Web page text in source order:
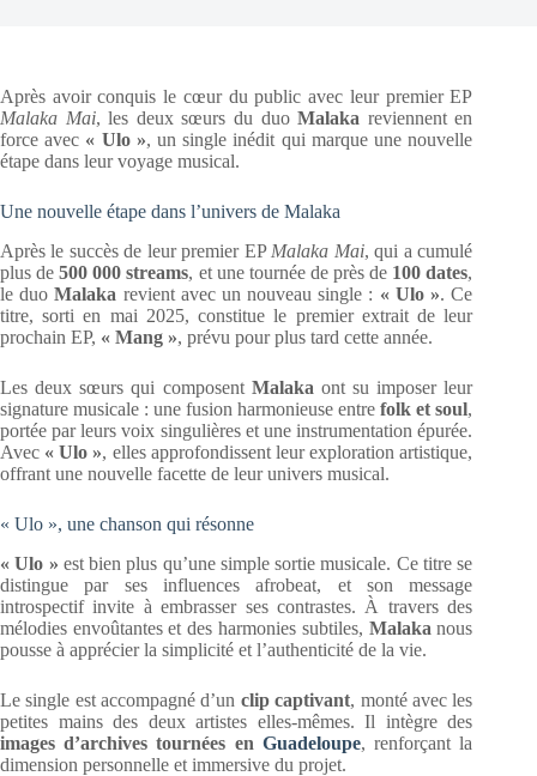
Après avoir conquis le cœur du public avec leur premier EP
Malaka Mai, les deux sœurs du duoMalaka reviennent en
force avec « Ulo », un single inédit qui marque une nouvelle
étape dans leur voyage musical.
Une nouvelle étape dans l’univers de Malaka
Après le succès de leur premier EP Malaka Mai, qui a cumulé
plus de500 000 streams, et une tournée de près de 100 dates,
le duoMalaka revient avec un nouveau single : « Ulo ». Ce
titre, sorti en mai 2025, constitue le premier extrait de leur
prochain EP, « Mang », prévu pour plus tard cette année.
Les deux sœurs qui composent Malaka ont su imposer leur
signature musicale : une fusion harmonieuse entrefolk et soul,
portée par leurs voix singulières et une instrumentation épurée.
Avec « Ulo », elles approfondissent leur exploration artistique,
offrant une nouvelle facette de leur univers musical.
« Ulo », une chanson qui résonne
« Ulo » est bien plus qu’une simple sortie musicale. Ce titre se
distingue par ses influences afrobeat, et son message
introspectif invite à embrasser ses contrastes. À travers des
mélodies envoûtantes et des harmonies subtiles, Malaka nous
pousse à apprécier la simplicité et l’authenticité de la vie.
Le single est accompagné d’un clip captivant, monté avec les
petites mains des deux artistes elles-mêmes. Il intègre des
images d’archives tournées en Guadeloupe, renforçant la
dimension personnelle et immersive du projet.